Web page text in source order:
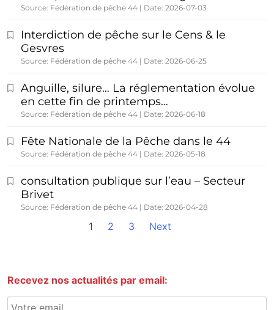
Source: Fédération de pêche 44 Date: 2026-07-03
Interdiction de pêche sur le Cens & le
Gesvres
Source: Fédération de pêche 44 Date: 2026-06-25
Anguille, silure… La réglementation évolue
en cette fin de printemps…
Source: Fédération de pêche 44 Date: 2026-06-18
Fête Nationale de la Pêche dans le 44
Source: Fédération de pêche 44 Date: 2026-05-18
consultation publique sur l’eau – Secteur
Brivet
Source: Fédération de pêche 44 Date: 2026-04-28
1 2 3 Next
Recevez nos actualités par email: